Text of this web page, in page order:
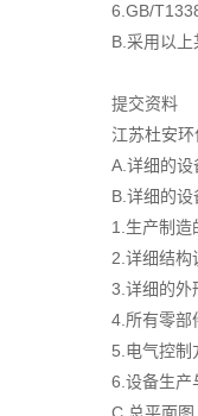
6.GB/
B.采用以
提交资料
江苏杜安
A.详细的
B.详细的
1.生产制造
2.详细结构
3.详细的外
4.所有零部
5.电气控制
6.设备生产